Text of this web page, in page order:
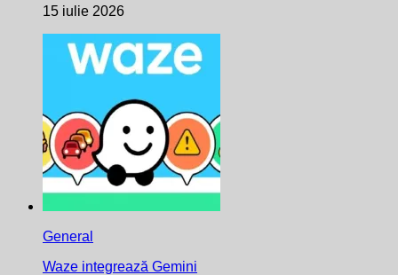
15 iulie 2026
General
Waze integrează Gemini